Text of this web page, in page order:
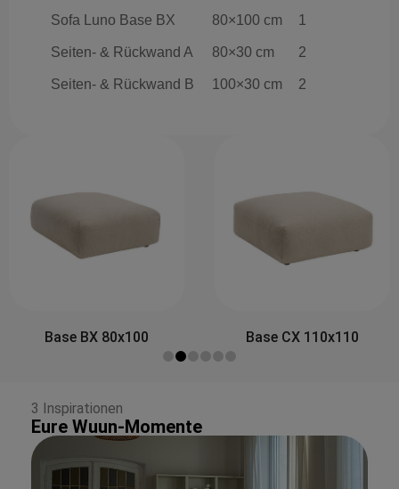
Sofa Luno Base BX 80×100 cm 1
Seiten- & Rückwand A 80×30 cm 2
Seiten- & Rückwand B 100×30 cm 2
Base CX 110x110 Side&Back A 80x30
3 Inspirationen
Eure Wuun-Momente